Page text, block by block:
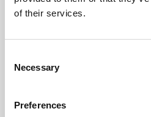
of their services.
Selection
Necessary
Preferences